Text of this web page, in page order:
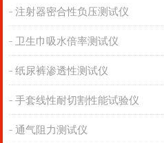
注射器密合性负压测试仪
卫生巾吸水倍率测试仪
纸尿裤渗透性测试仪
手套线性耐切割性能试验仪
通气阻力测试仪